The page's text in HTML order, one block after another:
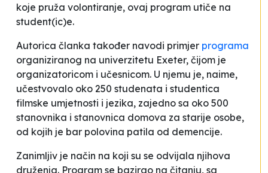
koje pruža volontiranje, ovaj program utiče na
student(ic)e.
Autorica članka također navodi primjer programa
organiziranog na univerzitetu Exeter, čijom je
organizatoricom i učesnicom. U njemu je, naime,
učestvovalo oko 250 studenata i studentica
filmske umjetnosti i jezika, zajedno sa oko 500
stanovnika i stanovnica domova za starije osobe,
od kojih je bar polovina patila od demencije.
Zanimljiv je način na koji su se odvijala njihova
druženja. Program se bazirao na čitanju, sa